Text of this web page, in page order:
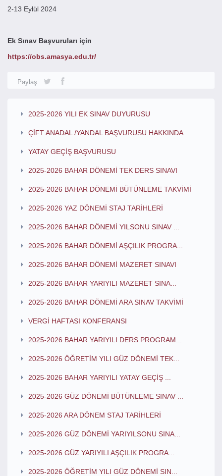
2-13 Eylül 2024
Ek Sınav Başvuruları için
https://obs.amasya.edu.tr/
Paylaş
2025-2026 YILI EK SINAV DUYURUSU
ÇİFT ANADAL /YANDAL BAŞVURUSU HAKKINDA
YATAY GEÇİŞ BAŞVURUSU
2025-2026 BAHAR DÖNEMİ TEK DERS SINAVI
2025-2026 BAHAR DÖNEMİ BÜTÜNLEME TAKVİMİ
2025-2026 YAZ DÖNEMİ STAJ TARİHLERİ
2025-2026 BAHAR DÖNEMİ YILSONU SINAV ...
2025-2026 BAHAR DÖNEMİ AŞÇILIK PROGRA...
2025-2026 BAHAR DÖNEMİ MAZERET SINAVI
2025-2026 BAHAR YARIYILI MAZERET SINA...
2025-2026 BAHAR DÖNEMİ ARA SINAV TAKVİMİ
VERGİ HAFTASI KONFERANSI
2025-2026 BAHAR YARIYILI DERS PROGRAM...
2025-2026 ÖĞRETİM YILI GÜZ DÖNEMİ TEK...
2025-2026 BAHAR YARIYILI YATAY GEÇİŞ ...
2025-2026 GÜZ DÖNEMİ BÜTÜNLEME SINAV ...
2025-2026 ARA DÖNEM STAJ TARİHLERİ
2025-2026 GÜZ DÖNEMİ YARIYILSONU SINA...
2025-2026 GÜZ YARIYILI AŞÇILIK PROGRA...
2025-2026 ÖĞRETİM YILI GÜZ DÖNEMİ SIN...